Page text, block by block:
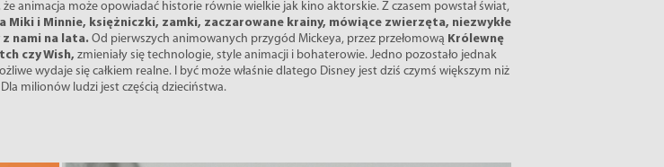
animacja może opowiadać historie równie wielkie jak kino aktorskie. Z czasem powstał świat,
Miki i Minnie, księżniczki, zamki, zaczarowane krainy, mówiące zwierzęta, niezwykłe
nami na lata. Od pierwszych animowanych przygód Mickeya, przez przełomową Królewnę
czy Wish, zmieniały się technologie, style animacji i bohaterowie. Jedno pozostało jednak
wydaje się całkiem realne. I być może właśnie dlatego Disney jest dziś czymś większym niż
milionów ludzi jest częścią dzieciństwa.